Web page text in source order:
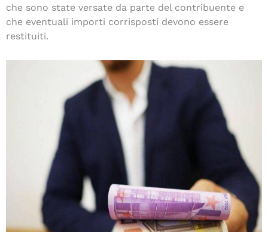
che sono state versate da parte del contribuente e
che eventuali importi corrisposti devono essere
restituiti.